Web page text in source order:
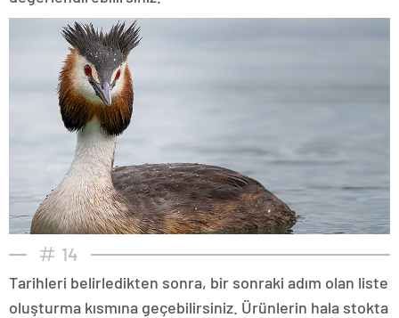
14
Tarihleri belirledikten sonra, bir sonraki adım olan liste
oluşturma kısmına geçebilirsiniz. Ürünlerin hala stokta